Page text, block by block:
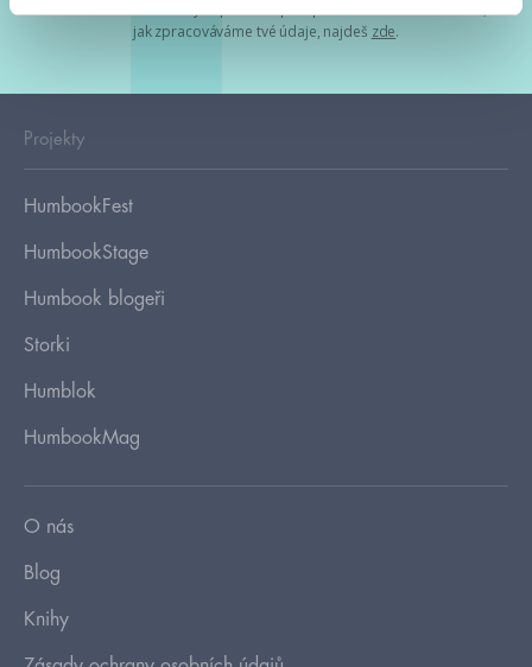
jak zpracováváme tvé údaje, najdeš zde.
Projekty
HumbookFest
HumbookStage
Humbook blogeři
Storki
Humblok
HumbookMag
O nás
Blog
Knihy